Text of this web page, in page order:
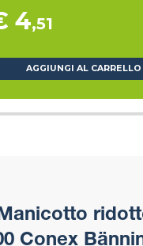
4,51
AGGIUNGI AL CARRELLO
Conex